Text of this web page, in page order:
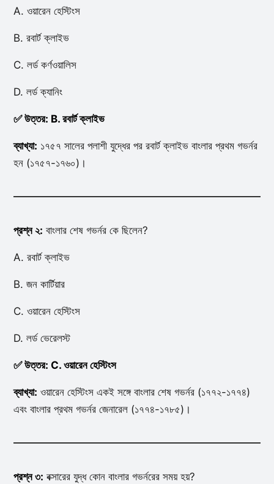
A. ওয়ারেন হেস্টিংস
B. রবার্ট ক্লাইভ
C. লর্ড কর্ণওয়ালিস
D. লর্ড ক্যানিং
✅ উত্তর: B. রবার্ট ক্লাইভ
ব্যাখ্যা: ১৭৫৭ সালের পলাশী যুদ্ধের পর রবার্ট ক্লাইভ বাংলার প্রথম গভর্নর
হন (১৭৫৭-১৭৬০)।
প্রশ্ন ২: বাংলার শেষ গভর্নর কে ছিলেন?
A. রবার্ট ক্লাইভ
B. জন কার্টিয়ার
C. ওয়ারেন হেস্টিংস
D. লর্ড ভেরেলস্ট
✅ উত্তর: C. ওয়ারেন হেস্টিংস
ব্যাখ্যা: ওয়ারেন হেস্টিংস একই সঙ্গে বাংলার শেষ গভর্নর (১৭৭২-১৭৭৪)
এবং বাংলার প্রথম গভর্নর জেনারেল (১৭৭৪-১৭৮৫)।
প্রশ্ন ৩: বক্সারের যুদ্ধ কোন বাংলার গভর্নরের সময় হয়?